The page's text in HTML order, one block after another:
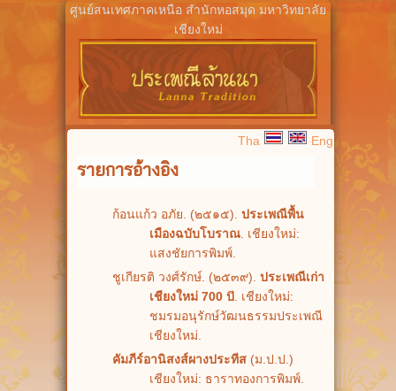
ศูนย์สนเทศภาคเหนือ สำนักหอสมุด มหาวิทยาลัย
เชียงใหม่
Tha Eng
รายการอ้างอิง
ก้อนแก้ว อภัย. (๒๕๑๕). ประเพณีพื้น
เมืองฉบับโบราณ . เชียงใหม่:
แสงชัยการพิมพ์.
ชูเกียรติ วงศ์รักษ์. (๒๕๓๙). ประเพณีเก่า
เชียงใหม่ 700 ป ี. เชียงใหม่:
ชมรมอนุรักษ์วัฒนธรรมประเพณี
เชียงใหม่.
คัมภีร์อานิสงส์ผางประทีส (ม.ป.ป.)
เชียงใหม่: ธาราทองการพิมพ์.